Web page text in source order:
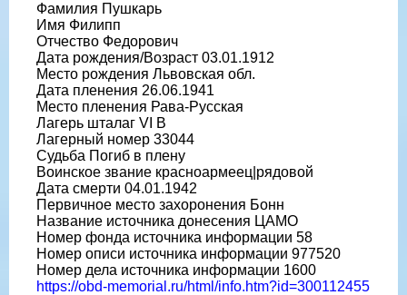
Фамилия Пушкарь
Имя Филипп
Отчество Федорович
Дата рождения/Возраст 03.01.1912
Место рождения Львовская обл.
Дата пленения 26.06.1941
Место пленения Рава-Русская
Лагерь шталаг VI B
Лагерный номер 33044
Судьба Погиб в плену
Воинское звание красноармеец|рядовой
Дата смерти 04.01.1942
Первичное место захоронения Бонн
Название источника донесения ЦАМО
Номер фонда источника информации 58
Номер описи источника информации 977520
Номер дела источника информации 1600
https://obd-memorial.ru/html/info.htm?id=300112455